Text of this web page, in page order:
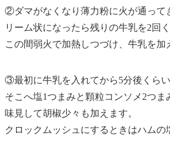
②ダマがなくなり薄力粉に火が通って
リーム状になったら残りの牛乳を2回
この間弱火で加熱しつづけ、牛乳を加
③最初に牛乳を入れてから5分後くら
そこへ塩1つまみと顆粒コンソメ2つ
味見して胡椒少々も加えます。
クロックムッシュにするときはハムの